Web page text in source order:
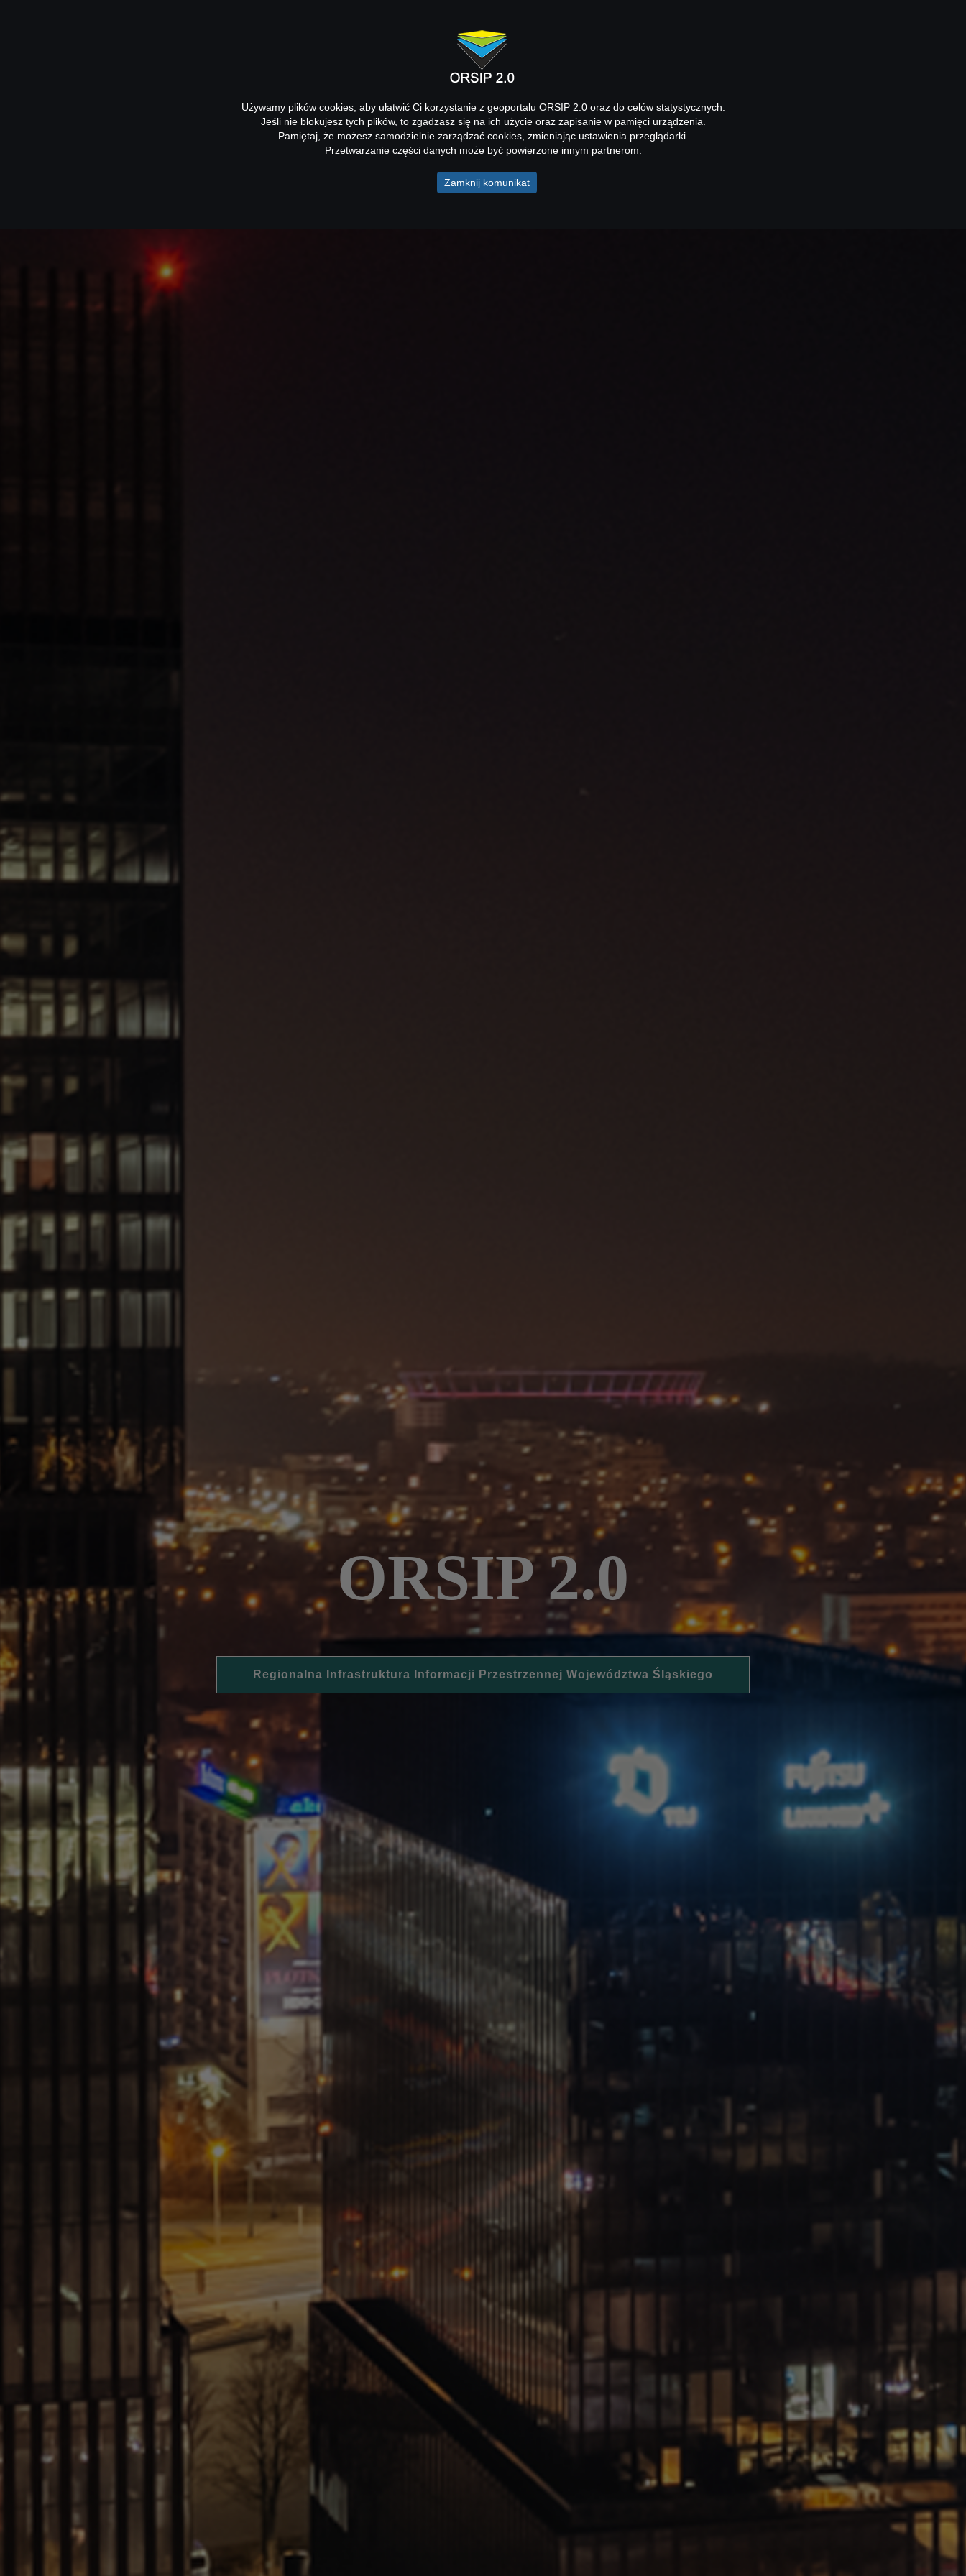
ORSIP 2.0
Regionalna Infrastruktura Informacji Przestrzennej Województwa Śląskiego
Używamy plików cookies, aby ułatwić Ci korzystanie z geoportalu ORSIP 2.0 oraz do celów statystycznych.
Jeśli nie blokujesz tych plików, to zgadzasz się na ich użycie oraz zapisanie w pamięci urządzenia.
Pamiętaj, że możesz samodzielnie zarządzać cookies, zmieniając ustawienia przeglądarki.
Przetwarzanie części danych może być powierzone innym partnerom.
Zamknij komunikat